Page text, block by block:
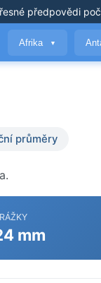
předpovědi
Afrika ▼
průměry
mm